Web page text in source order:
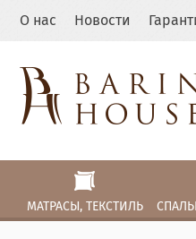
О нас Новости
МАТРАСЫ, ТЕКСТИЛЬ